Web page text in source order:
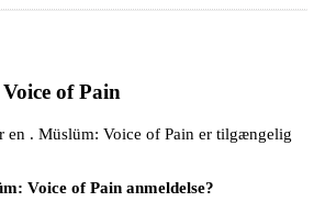
of Pain
en . Müslüm: Voice of Pain er tilgængelig
Voice of Pain anmeldelse?